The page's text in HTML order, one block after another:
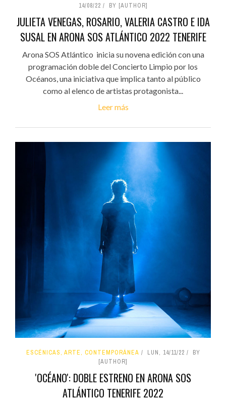
14/08/22
BY [AUTHOR]
JULIETA VENEGAS, ROSARIO, VALERIA CASTRO E IDA
SUSAL EN ARONA SOS ATLÁNTICO 2022 TENERIFE
Arona SOS Atlántico inicia su novena edición con una
programación doble del Concierto Limpio por los
Océanos, una iniciativa que implica tanto al público
como al elenco de artistas protagonista...
Leer más
ESCÉNICAS, ARTE, CONTEMPORÁNEA LUN, 14/11/22
BY
[AUTHOR]
'OCÉANO': DOBLE ESTRENO EN ARONA SOS
ATLÁNTICO TENERIFE 2022